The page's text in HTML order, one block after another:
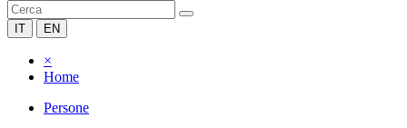
IT EN
×
Home
Persone